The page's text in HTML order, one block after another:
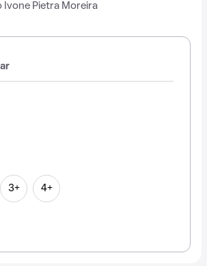
Pietra Moreira
3+ 4+